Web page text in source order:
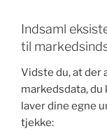
Indsaml
til
Vidste du, at der
markedsdata,
laver dine egne
tjekke: